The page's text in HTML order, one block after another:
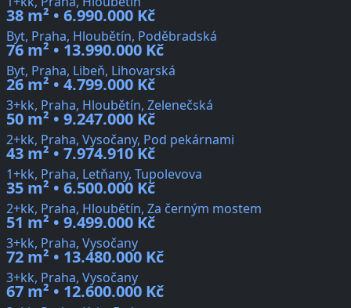
38 m² • 6.990.000 Kč
Byt, Praha, Hloubětín, Poděbradská
76 m² • 13.990.000 Kč
Byt, Praha, Libeň, Lihovarská
26 m² • 4.799.000 Kč
3+kk, Praha, Hloubětín, Zelenečská
50 m² • 9.247.000 Kč
2+kk, Praha, Vysočany, Pod pekárnami
43 m² • 7.974.910 Kč
1+kk, Praha, Letňany, Tupolevova
35 m² • 6.500.000 Kč
2+kk, Praha, Hloubětín, Za černým mostem
51 m² • 9.499.000 Kč
3+kk, Praha, Vysočany
72 m² • 13.480.000 Kč
3+kk, Praha, Vysočany
67 m² • 12.600.000 Kč